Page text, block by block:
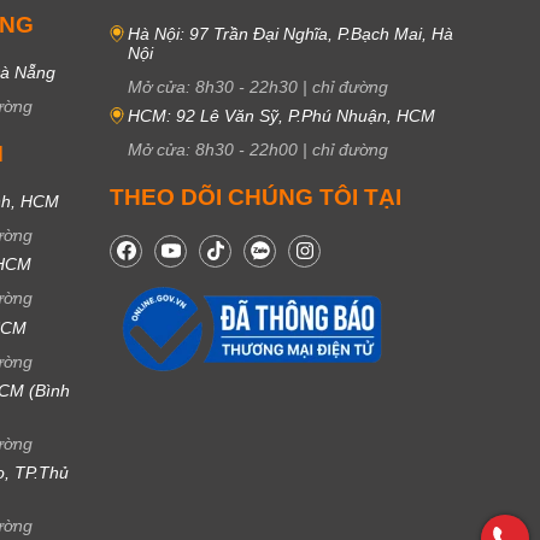
Nẵng
HCM
(Bình
TP.Thủ
Hà Nội: 97 Trần Đại Nghĩa, P.Bạch Mai, Hà
Nội
Mở cửa: 8h30 - 22h30 | chỉ đường
HCM: 92 Lê Văn Sỹ, P.Phú Nhuận, HCM
Mở cửa: 8h30 - 22h00 | chỉ đường
THEO DÕI CHÚNG TÔI TẠI